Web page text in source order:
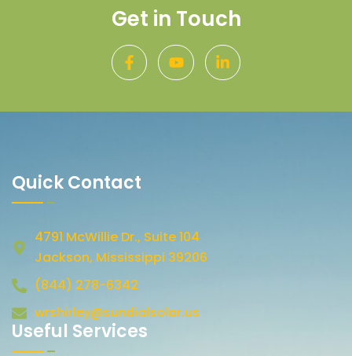
Get in Touch
Quick Contact
4791 McWillie Dr., Suite 104
Jackson, Mississippi 39206
(844) 278-6342
wrshirley@sundialsolar.us
Useful Services